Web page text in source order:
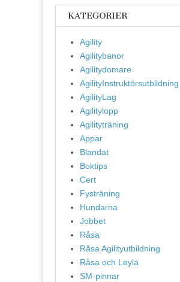
KATEGORIER
Agility
Agilitybanor
Agilitydomare
AgilityInstruktörsutbildning
AgilityLag
Agilitylopp
Agilityträning
Appar
Blandat
Boktips
Cert
Fysträning
Hundarna
Jobbet
Råsa
Råsa Agilityutbildning
Råsa och Leyla
SM-pinnar